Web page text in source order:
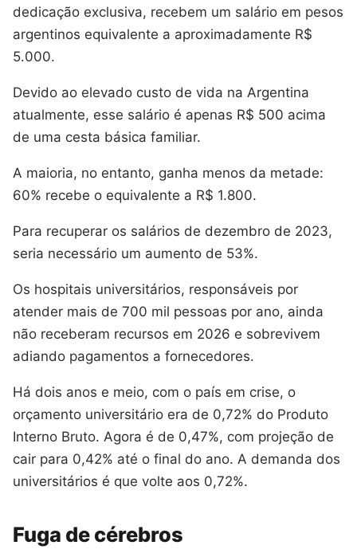
dedicação exclusiva, recebem um salário em pesos
argentinos equivalente a aproximadamente R$
5.000.
Devido ao elevado custo de vida na Argentina
atualmente, esse salário é apenas R$ 500 acima
de uma cesta básica familiar.
A maioria, no entanto, ganha menos da metade:
60% recebe o equivalente a R$ 1.800.
Para recuperar os salários de dezembro de 2023,
seria necessário um aumento de 53%.
Os hospitais universitários, responsáveis por
atender mais de 700 mil pessoas por ano, ainda
não receberam recursos em 2026 e sobrevivem
adiando pagamentos a fornecedores.
Há dois anos e meio, com o país em crise, o
orçamento universitário era de 0,72% do Produto
Interno Bruto. Agora é de 0,47%, com projeção de
cair para 0,42% até o final do ano. A demanda dos
universitários é que volte aos 0,72%.
Fuga de cérebros